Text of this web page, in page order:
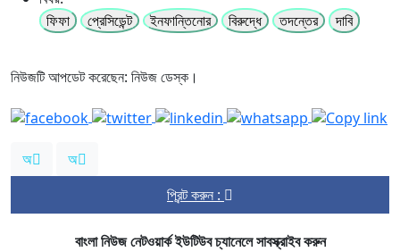
ফিফা
প্রেসিডেন্ট ইনফান্তিনোর বিরুদ্ধে তদন্তের দাবি
নিউজটি আপডেট করেছেন: নিউজ ডেস্ক।
অ
অ
প্রিন্ট করুন :
বাংলা নিউজ নেটওয়ার্ক ইউটিউব চ্যানেলে সাবস্ক্রাইব করুন